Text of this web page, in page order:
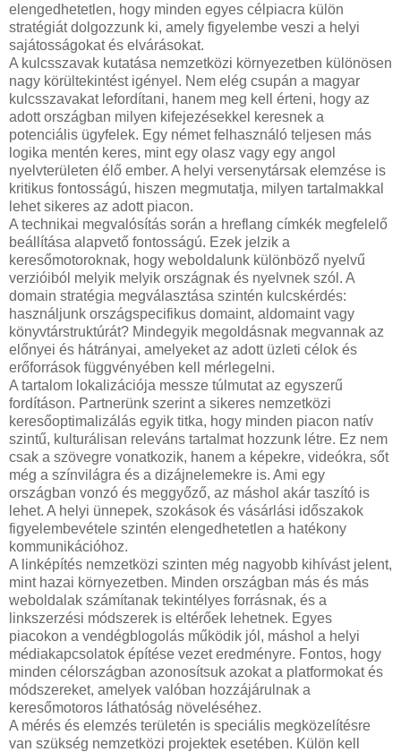
elengedhetetlen, hogy minden egyes célpiacra külön
stratégiát dolgozzunk ki, amely figyelembe veszi a helyi
sajátosságokat és elvárásokat.
A kulcsszavak kutatása nemzetközi környezetben különösen
nagy körültekintést igényel. Nem elég csupán a magyar
kulcsszavakat lefordítani, hanem meg kell érteni, hogy az
adott országban milyen kifejezésekkel keresnek a
potenciális ügyfelek. Egy német felhasználó teljesen más
logika mentén keres, mint egy olasz vagy egy angol
nyelvterületen élő ember. A helyi versenytársak elemzése is
kritikus fontosságú, hiszen megmutatja, milyen tartalmakkal
lehet sikeres az adott piacon.
A technikai megvalósítás során a hreflang címkék megfelelő
beállítása alapvető fontosságú. Ezek jelzik a
keresőmotoroknak, hogy weboldalunk különböző nyelvű
verzióiból melyik melyik országnak és nyelvnek szól. A
domain stratégia megválasztása szintén kulcskérdés:
használjunk országspecifikus domaint, aldomaint vagy
könyvtárstruktúrát? Mindegyik megoldásnak megvannak az
előnyei és hátrányai, amelyeket az adott üzleti célok és
erőforrások függvényében kell mérlegelni.
A tartalom lokalizációja messze túlmutat az egyszerű
fordításon. Partnerünk szerint a sikeres nemzetközi
keresőoptimalizálás egyik titka, hogy minden piacon natív
szintű, kulturálisan releváns tartalmat hozzunk létre. Ez nem
csak a szövegre vonatkozik, hanem a képekre, videókra, sőt
még a színvilágra és a dizájnelemekre is. Ami egy
országban vonzó és meggyőző, az máshol akár taszító is
lehet. A helyi ünnepek, szokások és vásárlási időszakok
figyelembevétele szintén elengedhetetlen a hatékony
kommunikációhoz.
A linképítés nemzetközi szinten még nagyobb kihívást jelent,
mint hazai környezetben. Minden országban más és más
weboldalak számítanak tekintélyes forrásnak, és a
linkszerzési módszerek is eltérőek lehetnek. Egyes
piacokon a vendégblogolás működik jól, máshol a helyi
médiakapcsolatok építése vezet eredményre. Fontos, hogy
minden célországban azonosítsuk azokat a platformokat és
módszereket, amelyek valóban hozzájárulnak a
keresőmotoros láthatóság növeléséhez.
A mérés és elemzés területén is speciális megközelítésre
van szükség nemzetközi projektek esetében. Külön kell